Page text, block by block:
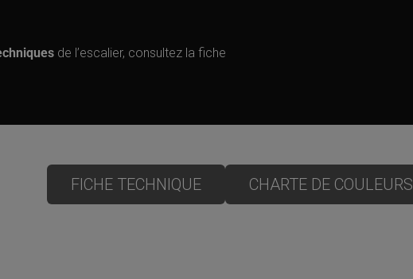
de l’escalier, consultez la fiche
FICHE TECHNIQUE CHARTE DE COULEURS